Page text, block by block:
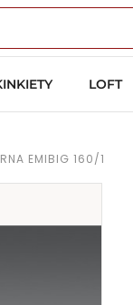
LOFT
EMIBIG 160/1